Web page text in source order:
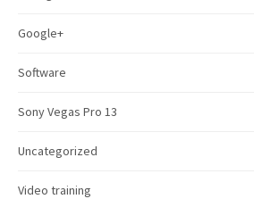
Google+
Software
Sony Vegas Pro 13
Uncategorized
Video training